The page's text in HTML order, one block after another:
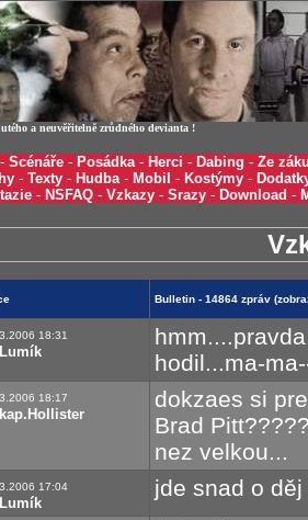
a neuvěřitelně zrůdného devianta !
- Scénáře - Posádka- Herci - Dabing - Ze
- Texty - Hudba- Mobil - Kostýmy -
- NSFAQ - Vzkazy - Srazy - Download -
Bulletin - 14864 zpráv
18:31
Lumík
hodil...ma-
18:17
kap.Hollister
dokzaes si
Brad
nez velkou...
17:04
Lumík
jde snad o